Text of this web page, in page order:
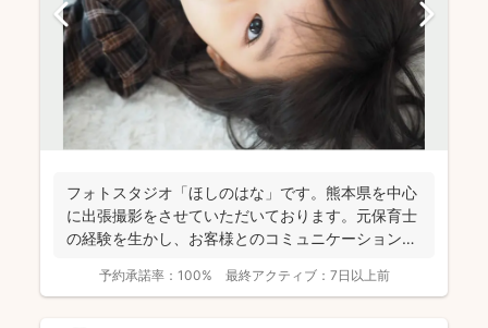
フォトスタジオ「ほしのはな」です。熊本県を中心
に出張撮影をさせていただいております。元保育士
の経験を生かし、お客様とのコミュニケーションを
予約承諾率： 100% 最終アクティブ： 7日以上前